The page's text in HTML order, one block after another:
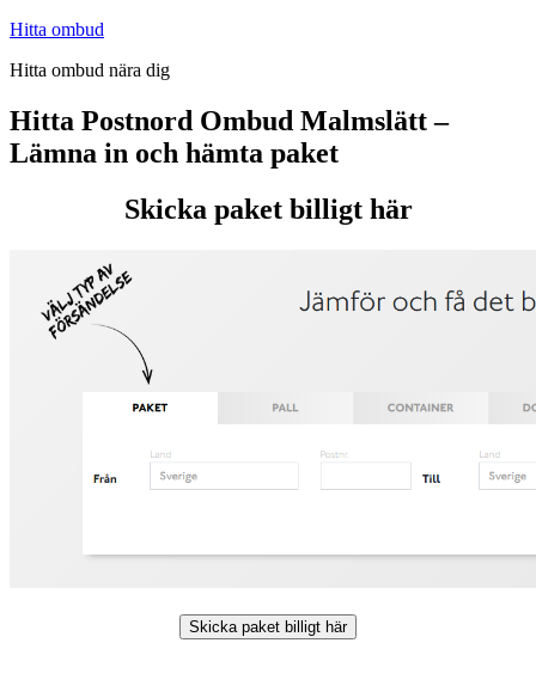
Hoppa
innehåll
Hitta ombud
Hitta ombud nära dig
Hitta Postnord Ombud Malmslätt –
Lämna in och hämta paket
Skicka paket billigt här
Skicka paket billigt här